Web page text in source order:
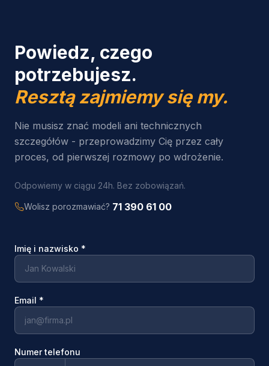
Powiedz, czego
potrzebujesz.
Resztą zajmiemy się my.
Nie musisz znać modeli ani technicznych
szczegółów - przeprowadzimy Cię przez cały
proces, od pierwszej rozmowy po wdrożenie.
Odpowiemy w ciągu 24h. Bez zobowiązań.
Wolisz porozmawiać? 71 390 61 00
Imię i nazwisko *
Email *
Numer telefonu